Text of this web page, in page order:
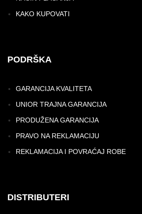
KAKO KUPOVATI
PODRŠKA
GARANCIJA KVALITETA
UNIOR TRAJNA GARANCIJA
PRODUŽENA GARANCIJA
PRAVO NA REKLAMACIJU
REKLAMACIJA I POVRAĆAJ ROBE
DISTRIBUTERI